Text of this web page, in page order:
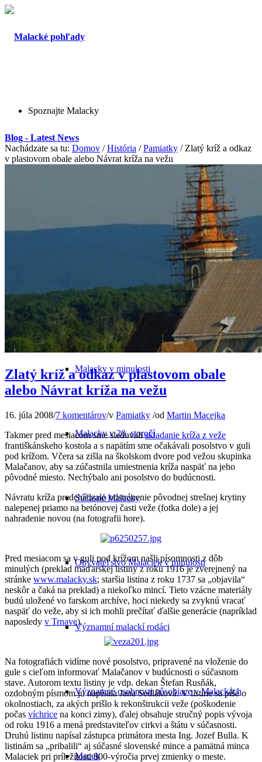
Spoznajte Malacky
Odkiaľ pochádza názov mesta
Malacky v minulosti
Malacky v 20. storočí
Súčasné Malacky
Obyvateľstvo Malaciek v minulosti
Významní malackí rodáci
Významné osobnosti pôsobiace v Malackách
Macek
Blog - Latest News
Nachádzate sa tu: Domov / História / Pamiatky / Zlatý kríž a odkaz
v plastovom obale alebo Návrat kríža na vežu
Zlatý kríž a odkaz v plastovom obale
alebo Návrat kríža na vežu
16. júla 2008/7 komentárov/v Pamiatky /od Martin Macejka
Takmer pred mesiacom sme sledovaliskladanie kríža z veže
františkánskeho kostola a s napätím sme očakávali posolstvo v guli
pod krížom. Včera sa zišla na školskom dvore pod vežou skupinka
Malačanov, aby sa zúčastnila umiestnenia kríža naspäť na jeho
pôvodné miesto. Nechýbalo ani posolstvo do budúcnosti.
Návratu kríža predchádzalo odstránenie pôvodnej strešnej krytiny
nalepenej priamo na betónovej časti veže (fotka dole) a jej
nahradenie novou (na fotografii hore).
Pred mesiacom sa v guli pod krížom našli písomnosti z dôb
minulých (preklad maďarskej listiny z roku 1916 je zverejnený na
stránke www.malacky.sk; staršia listina z roku 1737 sa „objavila“
neskôr a čaká na preklad) a niekoľko mincí. Tieto vzácne materiály
budú uložené vo farskom archíve, hoci niekedy sa zvyknú vracať
naspäť do veže, aby si ich mohli prečítať ďalšie generácie (napríklad
naposledy v Trnave).
Na fotografiách vidíme nové posolstvo, pripravené na vloženie do
gule s cieľom informovať Malačanov v budúcnosti o súčasnom
stave. Autorom textu listiny je vdp. dekan Štefan Rusňák,
ozdobným písmom ju napísala Jana Sedláková. V listine sa píše o
okolnostiach, za akých prišlo k rekonštrukcii veže (poškodenie
počas víchrice na konci zimy), ďalej obsahuje stručný popis vývoja
od roku 1916 a mená predstaviteľov cirkvi a štátu v súčasnosti.
Druhú listinu napísal zástupca primátora mesta Ing. Jozef Bulla. K
listinám sa „pribalili“ aj súčasné slovenské mince a pamätná minca
Malaciek pri príležitosti 800-výročia prvej zmienky o meste.